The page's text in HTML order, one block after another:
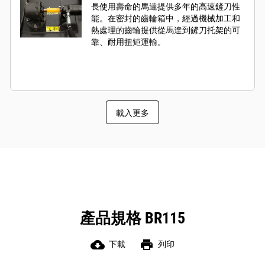
長使用壽命的馬達提供多年的高速鏟刀性
能。在密封的齒輪箱中，經過機械加工和
熱處理的齒輪提供從馬達到鏟刀托架的可
靠、耐用扭矩運輸。
載入更多
產品規格 BR115
cloud_download 下載 print 列印